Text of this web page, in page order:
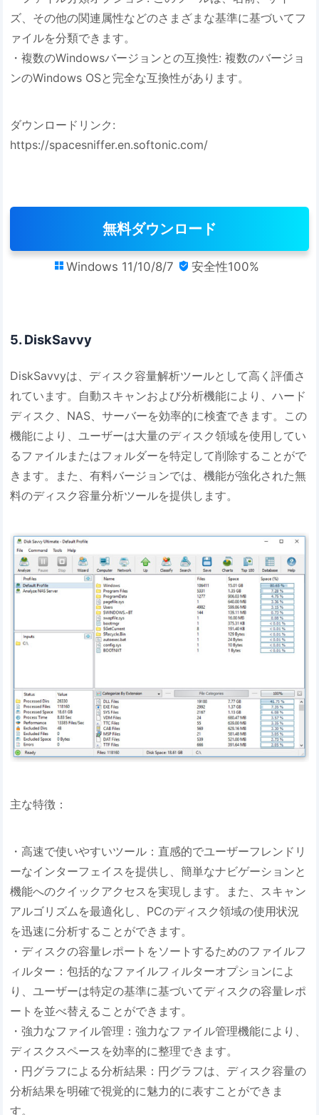
ズ、その他の関連属性などのさまざまな基準に基づいてフ
ァイルを分類できます。
・複数のWindowsバージョンとの互換性: 複数のバージョ
ンのWindows OSと完全な互換性があります。
ダウンロードリンク:
https://spacesniffer.en.softonic.com/
無料ダウンロード
 Windows 11/10/8/7  安全性100%
5. DiskSavvy
DiskSavvyは、ディスク容量解析ツールとして高く評価さ
れています。自動スキャンおよび分析機能により、ハード
ディスク、NAS、サーバーを効率的に検査できます。この
機能により、ユーザーは大量のディスク領域を使用してい
るファイルまたはフォルダーを特定して削除することがで
きます。また、有料バージョンでは、機能が強化された無
料のディスク容量分析ツールを提供します。
主な特徴：
・高速で使いやすいツール：直感的でユーザーフレンドリ
ーなインターフェイスを提供し、簡単なナビゲーションと
機能へのクイックアクセスを実現します。また、スキャン
アルゴリズムを最適化し、PCのディスク領域の使用状況
を迅速に分析することができます。
・ディスクの容量レポートをソートするためのファイルフ
ィルター：包括的なファイルフィルターオプションによ
り、ユーザーは特定の基準に基づいてディスクの容量レポ
ートを並べ替えることができます。
・強力なファイル管理：強力なファイル管理機能により、
ディスクスペースを効率的に整理できます。
・円グラフによる分析結果：円グラフは、ディスク容量の
分析結果を明確で視覚的に魅力的に表すことができま
す。